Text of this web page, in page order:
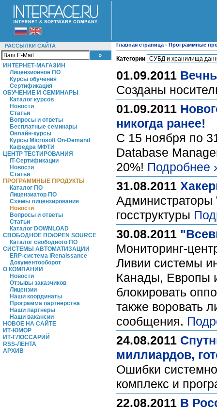
РАССЫЛКИ САЙТА
ИНТЕРНЕТ-МАГАЗИН
Лицензионное ПО
Курсы обучения
Сертификация
ОБУЧЕНИЕ И СЕМИНАРЫ
Каталог курсов
Новости
Статьи
Вопросы и ответы
Бесплатные семинары
Онлайн-курсы
Курсы Microsoft On-Demand
Кафедра МФТИ
ЦЕНТР ТЕСТИРОВАНИЯ
IT-Сертификации
Новости
Статьи
ПРОГРАММНЫЕ ПРОДУКТЫ
Каталог ПО
Лицензиатор ПО
Схемы лицензирования
Новости
Вопросы и ответы
Статьи
Каталог DOWNLOAD
СВОБОДНОЕ ПО/OPEN SOURCE
Каталог свободного ПО
СИСТЕМЫ АВТОМАТИЗАЦИИ
ERP-система iRenaissance
Документооборот
О КОМПАНИИ
Новости
Отзывы заказчиков
Лицензии
Наши координаты
Программа партнерства
Наши партнеры
Наши вакансии
НОВОЕ НА САЙТЕ
ИТ-ЮМОР
ИТ-ГЛОССАРИЙ
RSS-ЛЕНТА
АРХИВ
Главная страница - Программные
Категории
01.09.2011
Созданы
01.09.2011
никогда ранее!
C 15 ноября по
Database
20%! Подробнее
31.08.2011
Администраторы
госструктуры
30.08.2011
Мониторинг-
Ливии системы
Канады, Европы
блокировать
также воровать
сообщения.
24.08.2011
миллиардов,
Ошибки
комплекс и
22.08.2011 В